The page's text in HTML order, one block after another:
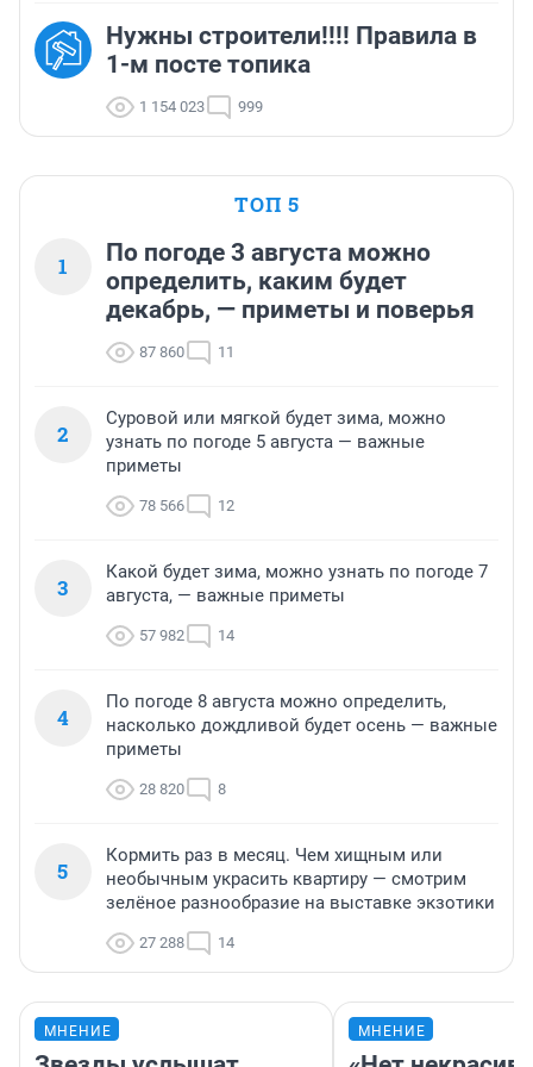
Нужны строители!!!! Правила в
1-м посте топика
1 154 023 999
ТОП 5
1
По погоде 3 августа можно
определить, каким будет
декабрь, — приметы и поверья
87 860 11
2
Суровой или мягкой будет зима, можно
узнать по погоде 5 августа — важные
приметы
78 566 12
3
Какой будет зима, можно узнать по погоде 7
августа, — важные приметы
57 982 14
4
По погоде 8 августа можно определить,
насколько дождливой будет осень — важные
приметы
28 820 8
5
Кормить раз в месяц. Чем хищным или
необычным украсить квартиру — смотрим
зелёное разнообразие на выставке экзотики
27 288 14
МНЕНИЕ МНЕНИЕ